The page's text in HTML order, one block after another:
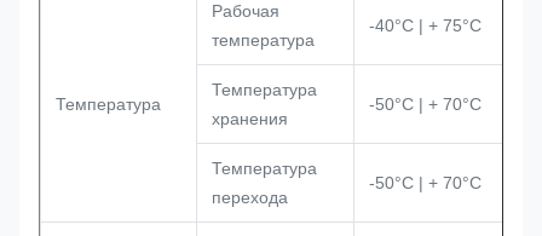
Температура
Рабочая
температура
-40°C | + 75°C
Температура
хранения
-50°C | + 70°C
Температура
перехода
-50°C | + 70°C